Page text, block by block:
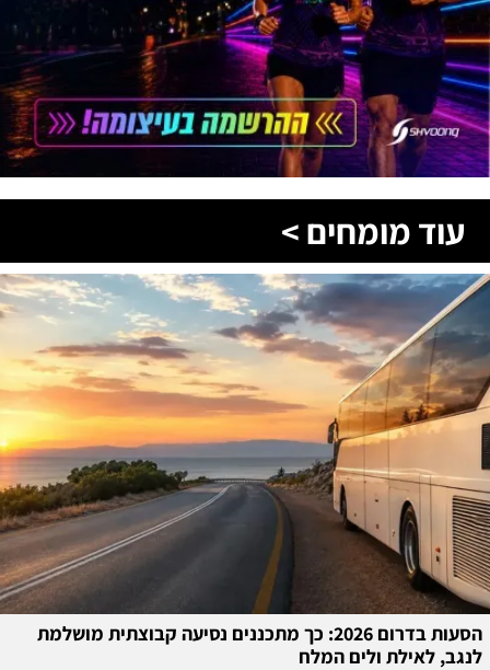
עוד מומחים >
הסעות בדרום 2026: כך מתכננים נסיעה קבוצתית מושלמת
לנגב, לאילת ולים המלח